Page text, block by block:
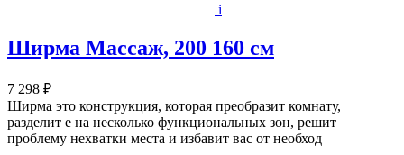
i
Ширма Массаж, 200 160 см
7 298 ₽
Ширма это конструкция, которая преобразит комнату,
разделит е на несколько функциональных зон, решит
проблему нехватки места и избавит вас от необход